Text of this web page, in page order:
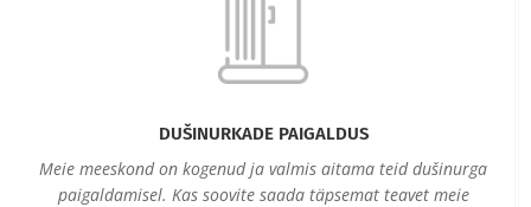
DUŠINURKADE PAIGALDUS
Meie meeskond on kogenud ja valmis aitama teid dušinurga
paigaldamisel. Kas soovite saada täpsemat teavet meie